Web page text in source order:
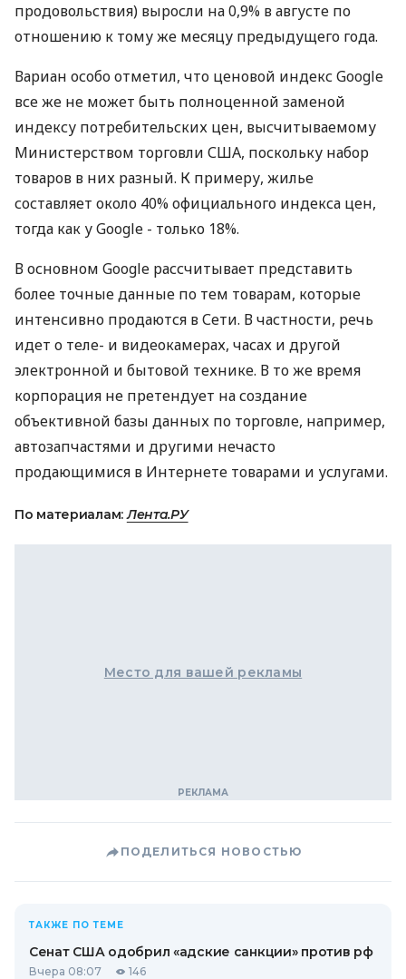
продовольствия) выросли на 0,9% в августе по
отношению к тому же месяцу предыдущего года.
Вариан особо отметил, что ценовой индекс Google
все же не может быть полноценной заменой
индексу потребительских цен, высчитываемому
Министерством торговли США, поскольку набор
товаров в них разный. К примеру, жилье
составляет около 40% официального индекса цен,
тогда как у Google - только 18%.
В основном Google рассчитывает представить
более точные данные по тем товарам, которые
интенсивно продаются в Сети. В частности, речь
идет о теле- и видеокамерах, часах и другой
электронной и бытовой технике. В то же время
корпорация не претендует на создание
объективной базы данных по торговле, например,
автозапчастями и другими нечасто
продающимися в Интернете товарами и услугами.
По материалам:Лента.РУ
Место для вашей рекламы
ПОДЕЛИТЬСЯ НОВОСТЬЮ
ТАКЖЕ ПО ТЕМЕ
Сенат США одобрил «адские санкции» против рф
Вчера 08:07 146